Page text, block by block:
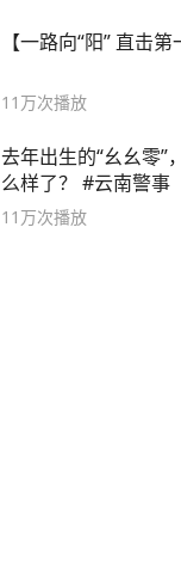
【一路向“阳” 直击第
11万次播放
去年出生的“幺幺零”
么样了？ #云南警事
11万次播放